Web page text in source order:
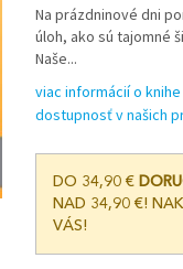
Na prázdninové dni
úloh, ako sú tajomné
Naše...
viac informácií o knihe
dostupnosť v našich
DO 34,90 €
NAD 34,90 €!
VÁS!